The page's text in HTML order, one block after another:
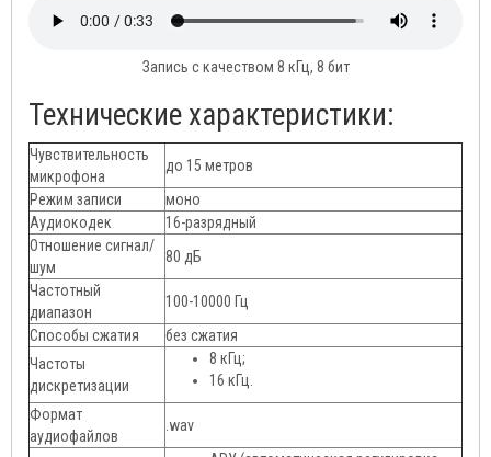
Запись с качеством 8 кГц, 8 бит
Технические характеристики:
Чувствительность
микрофона
до 15 метров
Режим записи
моно
Аудиокодек
16-разрядный
Отношение сигнал/
шум
80 дБ
Частотный
диапазон
100-10000 Гц
Способы сжатия
без сжатия
Частоты
дискретизации
8 кГц;
16 кГц.
Формат
аудиофайлов
.wav